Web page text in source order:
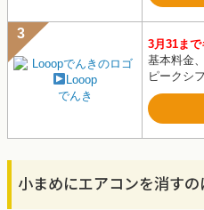
Looop
でんき
3月31まで
基本料金
ピークシ
小まめにエアコンを消すの